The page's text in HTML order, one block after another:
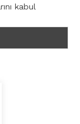
kabul